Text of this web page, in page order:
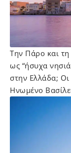
Tην Πάρο και
ως “ήσυχα
στην Ελλάδα; Οι
Ηνωμένο